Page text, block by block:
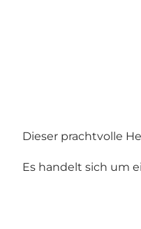
Dieser prachtvolle
Es handelt sich um